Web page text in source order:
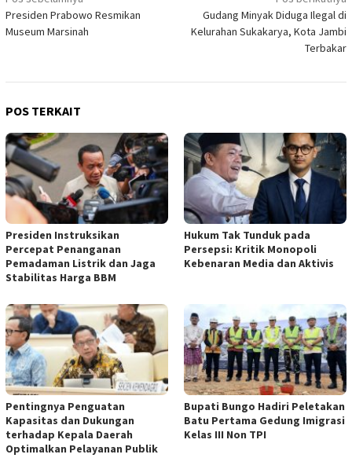
pos
Presiden Prabowo Resmikan
Museum Marsinah
Gudang Minyak Diduga Ilegal di
Kelurahan Sukakarya, Kota Jambi
Terbakar
POS TERKAIT
Presiden Instruksikan
Percepat Penanganan
Pemadaman Listrik dan Jaga
Stabilitas Harga BBM
Hukum Tak Tunduk pada
Persepsi: Kritik Monopoli
Kebenaran Media dan Aktivis
Pentingnya Penguatan
Kapasitas dan Dukungan
terhadap Kepala Daerah
Optimalkan Pelayanan Publik
Bupati Bungo Hadiri Peletakan
Batu Pertama Gedung Imigrasi
Kelas III Non TPI